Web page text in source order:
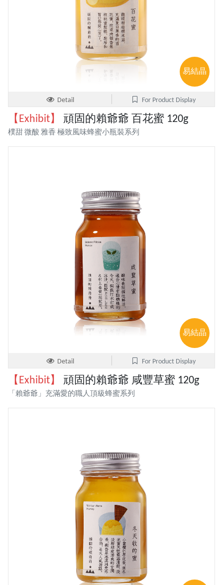
易結晶
Detail For Product Display
【Exhibit】 頑固的賴爺爺 百花蜜 120g
樸甜 微酸 雅香 極致風味蜂蜜小瓶裝系列
易結晶
Detail For Product Display
【Exhibit】 頑固的賴爺爺 咸豐草蜜 120g
「賴爺爺」充滿愛的職人頂級蜂蜜系列